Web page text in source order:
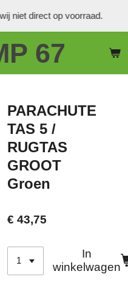
67
niet direct op voorraad.
PARACHUTE
TAS 5 /
RUGTAS
GROOT
Groen
€ 43,75
In
winkelwagen